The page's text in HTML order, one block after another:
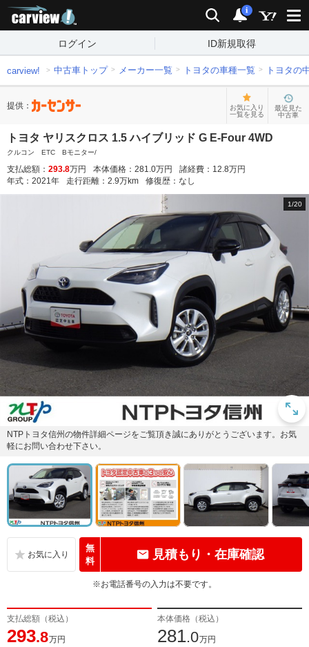
検索 通知
i
ログイン ID新規取得
carview! 中古車トップ メーカー一覧 トヨタの車種一覧 トヨタの
提供：
お気に入り
一覧を見る
最近見た
中古車
トヨタ ヤリスクロス 1.5 ハイブリッド G E-Four 4WD
クルコン ETC Bモニター/
支払総額： 293.8万円 本体価格： 281.0万円 諸経費： 12.8万円
年式： 2021年 走行距離： 2.9万km 修復歴： なし
1/20
NTPトヨタ信州の物件詳細ページをご覧頂き誠にありがとうございます。お気
軽にお問い合わせ下さい。
無
料
見積もり・在庫確認
※お電話番号の入力は不要です。
支払総額（税込）
293.8万円
本体価格（税込）
281.0万円